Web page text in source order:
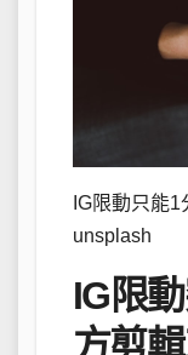
IG限動只能
unsplash
IG限
方剪